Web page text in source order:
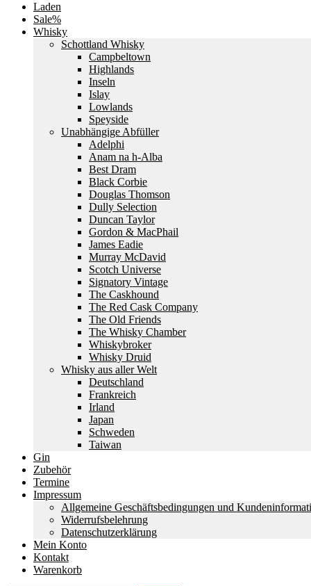
Laden
Sale%
Whisky
Schottland Whisky
Campbeltown
Highlands
Inseln
Islay
Lowlands
Speyside
Unabhängige Abfüller
Adelphi
Anam na h-Alba
Best Dram
Black Corbie
Douglas Thomson
Dully Selection
Duncan Taylor
Gordon & MacPhail
James Eadie
Murray McDavid
Scotch Universe
Signatory Vintage
The Caskhound
The Red Cask Company
The Old Friends
The Whisky Chamber
Whiskybroker
Whisky Druid
Whisky aus aller Welt
Deutschland
Frankreich
Irland
Japan
Schweden
Taiwan
Gin
Zubehör
Termine
Impressum
Allgemeine Geschäftsbedingungen und
Widerrufsbelehrung
Datenschutzerklärung
Mein Konto
Kontakt
Warenkorb